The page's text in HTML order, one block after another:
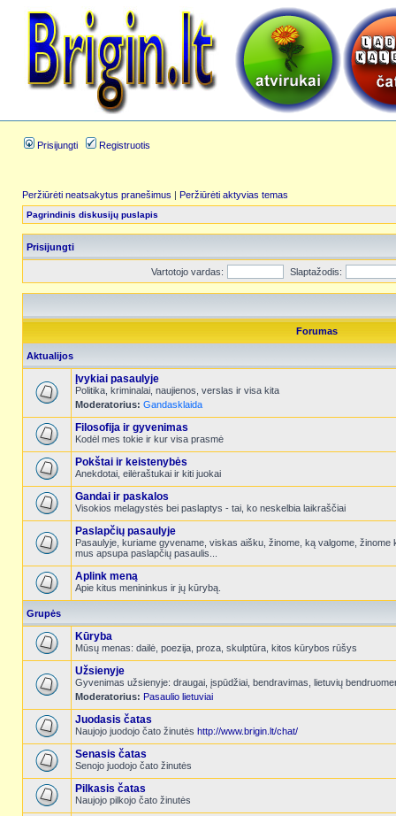
Prisijungti Registruotis
Peržiūrėti neatsakytus pranešimus | Peržiūrėti aktyvias temas
Pagrindinis diskusijų puslapis
Prisijungti
Vartotojo vardas: Slaptažodis:
Forumas
Aktualijos
Įvykiai pasaulyje
Politika, kriminalai, naujienos, verslas ir visa kita
Moderatorius: Gandasklaida
Filosofija ir gyvenimas
Kodėl mes tokie ir kur visa prasmė
Pokštai ir keistenybės
Anekdotai, eilėraštukai ir kiti juokai
Gandai ir paskalos
Visokios melagystės bei paslaptys - tai, ko neskelbia laikraščiai
Paslapčių pasaulyje
Pasaulyje, kuriame gyvename, viskas aišku, žinome, ką valgome, žinome
mus apsupa paslapčių pasaulis...
Aplink meną
Apie kitus menininkus ir jų kūrybą.
Grupės
Kūryba
Mūsų menas: dailė, poezija, proza, skulptūra, kitos kūrybos rūšys
Užsienyje
Gyvenimas užsienyje: draugai, įspūdžiai, bendravimas, lietuvių
Moderatorius: Pasaulio lietuviai
Juodasis čatas
Naujojo juodojo čato žinutės http://www.brigin.lt/chat/
Senasis čatas
Senojo juodojo čato žinutės
Pilkasis čatas
Naujojo pilkojo čato žinutės